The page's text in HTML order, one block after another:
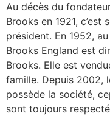
Au décès du
Brooks en 1921,
président. En 1952,
Brooks England est
Brooks. Elle est
famille. Depuis 2002,
possède la société,
sont toujours